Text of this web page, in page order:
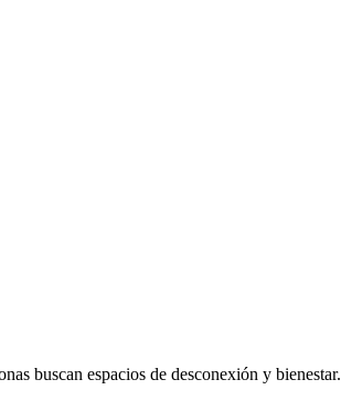
buscan espacios de desconexión y bienestar.